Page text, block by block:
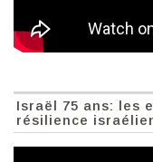
Israël 75 ans: les
résilience